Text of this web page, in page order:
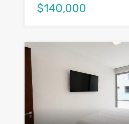
$140,000